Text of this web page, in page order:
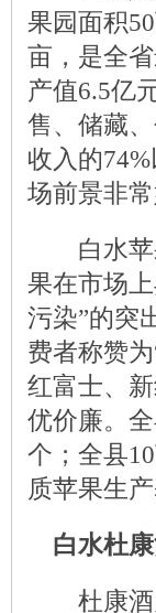
果园面积
亩，是全
产值6.5亿
售、储藏
收入的
场前景非常
白水苹果
果在市场
污染”的突
费者称赞
红富士、
优价廉。
个；全县
质苹果生
白水杜
杜康酒为